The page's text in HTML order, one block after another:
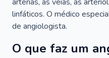
linfáticos. O médico
de angiologista.
O que faz um